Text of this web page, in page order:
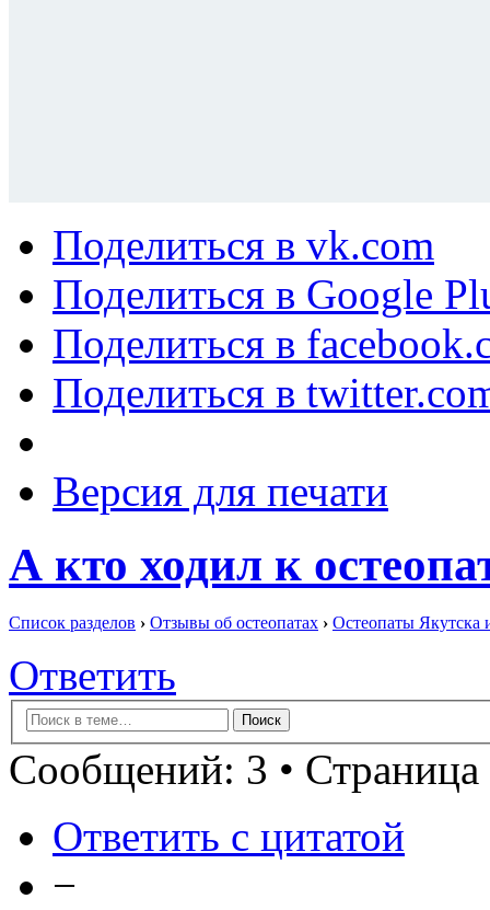
Поделиться в vk.com
Поделиться в Google
Поделиться в
Поделиться в
Версия для печати
А кто ходил к
Список разделов › Отзывы об остеопатах › Остеопаты Якутска
Ответить
Сообщений: 3 • Страница
Ответить с цитатой
−